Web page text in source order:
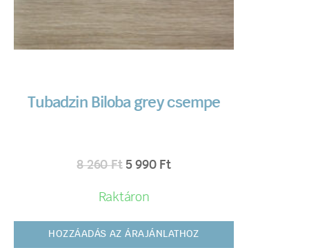
Tubadzin Biloba grey csempe
8 260Ft 5 990 Ft
Raktáron
HOZZÁADÁS AZ ÁRAJÁNLATHOZ